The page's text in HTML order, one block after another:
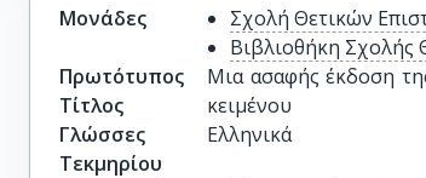
Μονάδες
Σχολή Θετικών
Βιβλιοθήκη Σχολής
Πρωτότυπος
Τίτλος
Μια ασαφής έκδοση
κειμένου
Γλώσσες
Τεκμηρίου
Ελληνικά